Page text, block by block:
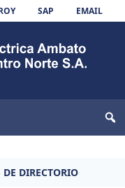
SAP EMAIL
DIRECTORIO